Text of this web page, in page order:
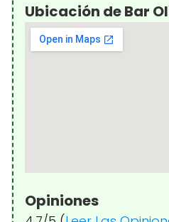
Ubicación de Bar
Opiniones